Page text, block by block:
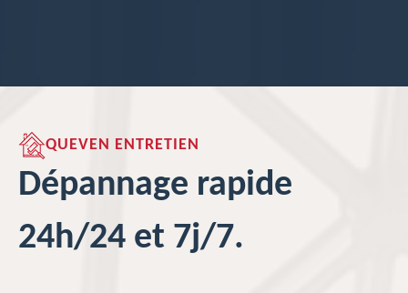
QUEVEN ENTRETIEN
Dépannage rapide
24h/24 et 7j/7.